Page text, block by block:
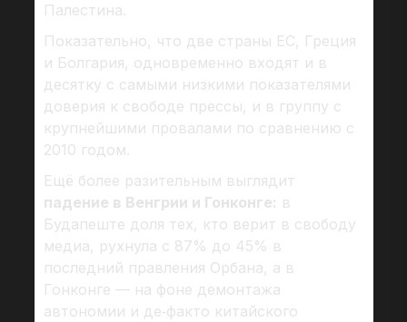
Палестина.
Показательно, что две страны ЕС, Греция
и Болгария, одновременно входят и в
десятку с самыми низкими показателями
доверия к свободе прессы, и в группу с
крупнейшими провалами по сравнению с
2010 годом.
Ещё более разительным выглядит
падение в Венгрии и Гонконге: в
Будапеште доля тех, кто верит в свободу
медиа, рухнула с 87% до 45% в
последний правления Орбана, а в
Гонконге — на фоне демонтажа
автономии и де‑факто китайского